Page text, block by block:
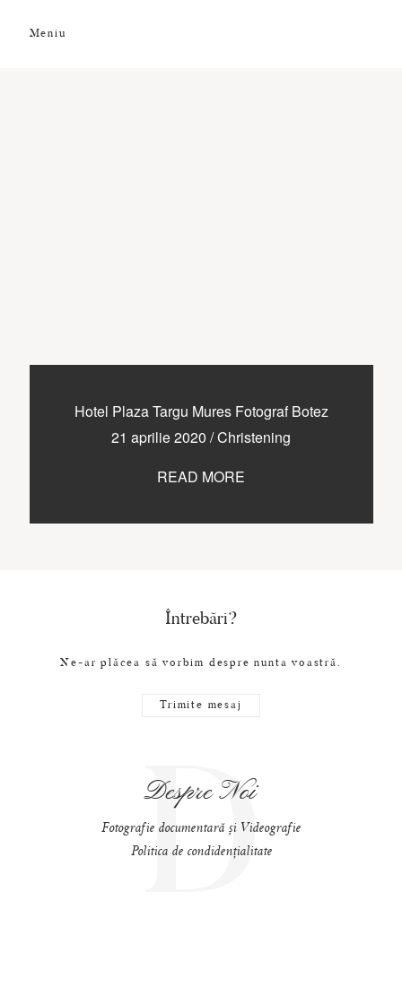
Meniu
Hotel Plaza Targu Mures Fotograf Botez
21 aprilie 2020 /Christening
READ MORE
CONTACT
Întrebări?
Ne-ar plăcea să vorbim despre nunta voastră.
Trimite mesaj
Despre Noi
D
Fotografie documentară și Videografie
Politica de condidențialitate